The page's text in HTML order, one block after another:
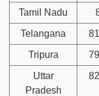
Tamil Nadu
Telangana
Tripura
Uttar
Pradesh